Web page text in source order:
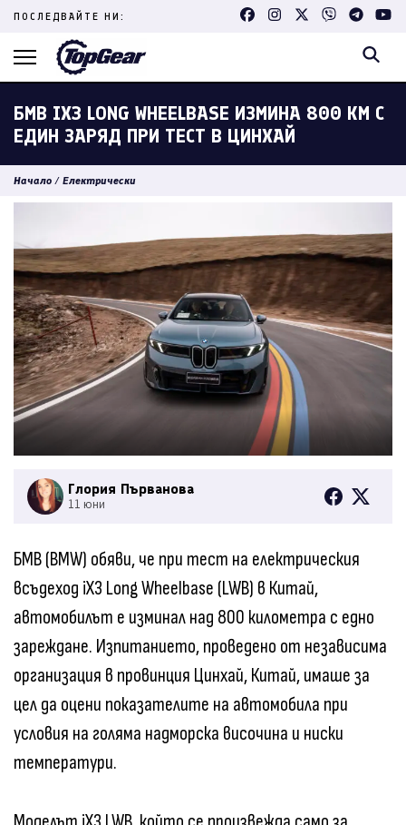
Skip
content
ПОСЛЕДВАЙТЕ НИ:
БМВ IX3 LONG WHEELBASE ИЗМИНА 800 КМ С
ЕДИН ЗАРЯД ПРИ ТЕСТ В ЦИНХАЙ
Начало / Електрически
Глория Първанова
11 юни
БМВ (BMW) обяви, че при тест на електрическия
всъдеход iX3 Long Wheelbase (LWB) в Китай,
автомобилът е изминал над 800 километра с едно
зареждане. Изпитанието, проведено от независима
организация в провинция Цинхай, Китай, имаше за
цел да оцени показателите на автомобила при
условия на голяма надморска височина и ниски
температури.